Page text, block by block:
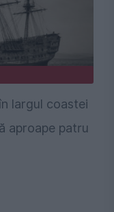
largul coastei
aproape patru